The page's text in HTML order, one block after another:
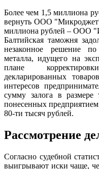
Более чем 1,5 миллиона
вернуть ООО
миллиона рублей – ООО
Балтийская таможня
незаконное решение
металла, идущего на
плане
декларированных
интересов
сумму залога в
понесенных
80-ти тысяч рублей.
Рассмотрение
Согласно судебной
выигрывают иски чаще,